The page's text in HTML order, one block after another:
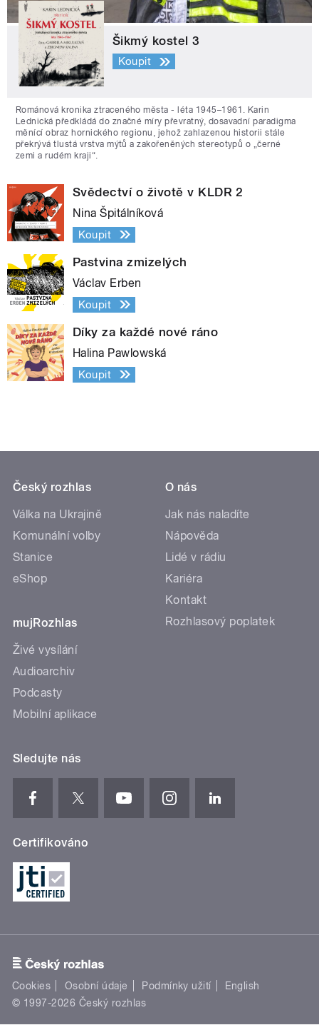
Šikmý kostel 3
Koupit
Románová kronika ztraceného města - léta 1945–1961. Karin
Lednická předkládá do značné míry převratný, dosavadní paradigma
měnící obraz hornického regionu, jehož zahlazenou historii stále
překrývá tlustá vrstva mýtů a zakořeněných stereotypů o „černé
zemi a rudém kraji“.
Svědectví o životě v KLDR 2
Nina Špitálníková
Koupit
Pastvina zmizelých
Václav Erben
Koupit
Díky za každé nové ráno
Halina Pawlowská
Koupit
Český rozhlas
Válka na Ukrajině
Komunální volby
Stanice
eShop
mujRozhlas
Živé vysílání
Audioarchiv
Podcasty
Mobilní aplikace
O nás
Jak nás naladíte
Nápověda
Lidé v rádiu
Kariéra
Kontakt
Rozhlasový poplatek
Sledujte nás
Certifikováno
Cookies Osobní údaje Podmínky užití
English
© 1997-2026 Český rozhlas